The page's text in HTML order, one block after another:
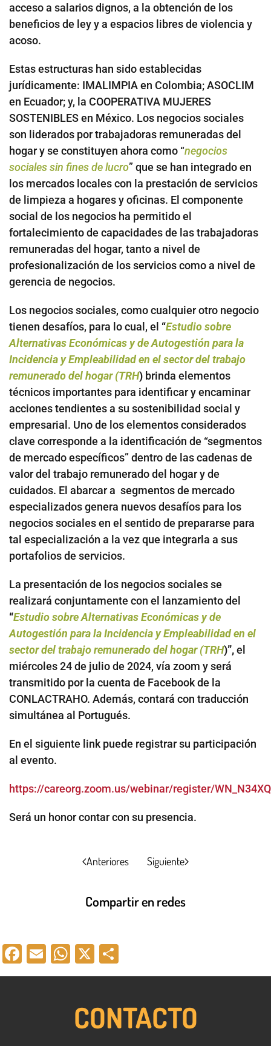
acceso a salarios dignos, a la obtención de los
beneficios de ley y a espacios libres de violencia y
acoso.
Estas estructuras han sido establecidas
jurídicamente: IMALIMPIA en Colombia; ASOCLIM
en Ecuador; y, la COOPERATIVA MUJERES
SOSTENIBLES en México. Los negocios sociales
son liderados por trabajadoras remuneradas del
hogar y se constituyen ahora como “negocios
sociales sin fines de lucro” que se han integrado en
los mercados locales con la prestación de servicios
de limpieza a hogares y oficinas. El componente
social de los negocios ha permitido el
fortalecimiento de capacidades de las trabajadoras
remuneradas del hogar, tanto a nivel de
profesionalización de los servicios como a nivel de
gerencia de negocios.
Los negocios sociales, como cualquier otro negocio
tienen desafíos, para lo cual, el “Estudio sobre
Alternativas Económicas y de Autogestión para la
Incidencia y Empleabilidad en el sector del trabajo
remunerado del hogar (TRH) brinda elementos
técnicos importantes para identificar y encaminar
acciones tendientes a su sostenibilidad social y
empresarial. Uno de los elementos considerados
clave corresponde a la identificación de “segmentos
de mercado específicos” dentro de las cadenas de
valor del trabajo remunerado del hogar y de
cuidados. El abarcar a segmentos de mercado
especializados genera nuevos desafíos para los
negocios sociales en el sentido de prepararse para
tal especialización a la vez que integrarla a sus
portafolios de servicios.
La presentación de los negocios sociales se
realizará conjuntamente con el lanzamiento del
“Estudio sobre Alternativas Económicas y de
Autogestión para la Incidencia y Empleabilidad en el
sector del trabajo remunerado del hogar (TRH)”,el
miércoles 24 de julio de 2024, vía zoom y será
transmitido por la cuenta de Facebook de la
CONLACTRAHO. Además, contará con traducción
simultánea al Portugués.
En el siguiente link puede registrar su participación
al evento.
https://careorg.zoom.us/webinar/register/
Será un honor contar con su presencia.
Anteriores Siguiente
Compartir en redes
Facebook
EmailWhatsApp
X
CONTACTO